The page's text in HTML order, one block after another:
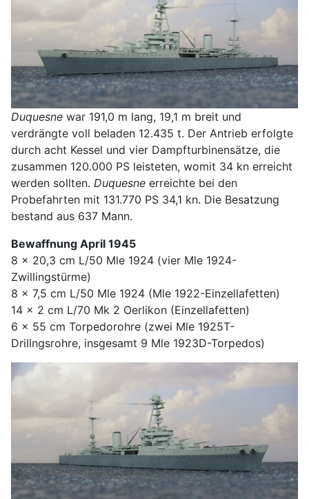
Duquesne war 191,0 m lang, 19,1 m breit und
verdrängte voll beladen 12.435 t. Der Antrieb erfolgte
durch acht Kessel und vier Dampfturbinensätze, die
zusammen 120.000 PS leisteten, womit 34 kn erreicht
werden sollten. Duquesne erreichte bei den
Probefahrten mit 131.770 PS 34,1 kn. Die Besatzung
bestand aus 637 Mann.
Bewaffnung April 1945
8 x 20,3 cm L/50 Mle 1924 (vier Mle 1924-
Zwillingstürme)
8 x 7,5 cm L/50 Mle 1924 (Mle 1922-Einzellafetten)
14 x 2 cm L/70 Mk 2 Oerlikon (Einzellafetten)
6 x 55 cm Torpedorohre (zwei Mle 1925T-
Drillngsrohre, insgesamt 9 Mle 1923D-Torpedos)